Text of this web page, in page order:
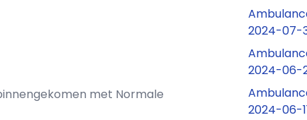
met Normale
2024-07-
2024-06-
2024-06-